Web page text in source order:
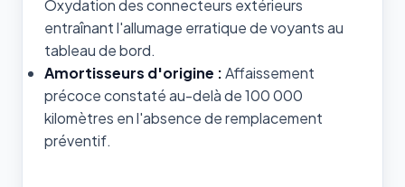
Oxydation des connecteurs extérieurs
entraînant l'allumage erratique de voyants au
tableau de bord.
Amortisseurs d'origine :Affaissement
précoce constaté au-delà de 100 000
kilomètres en l'absence de remplacement
préventif.